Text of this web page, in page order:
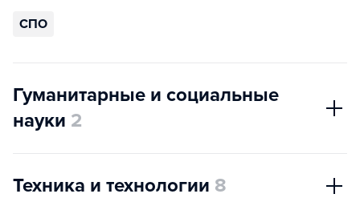
СПО
Гуманитарные и социальные
науки 2
Техника и технологии 8